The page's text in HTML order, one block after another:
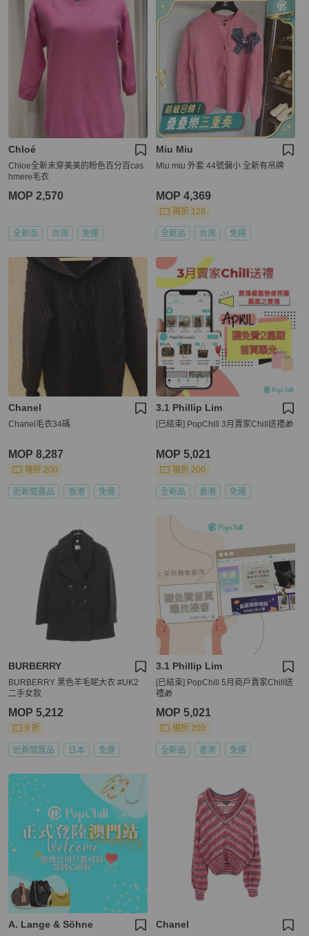
Chloé
Chloe全新未穿美美的粉色百分百cas
hmere毛衣
MOP 2,570
全新品 台灣 免運
Miu Miu
Miu miu 外套 44號偏小 全新有吊牌
MOP 4,369
現折 128
全新品 台灣 免運
Chanel
Chanel毛衣34碼
MOP 8,287
現折 200
近新閒置品 香港 免運
3.1 Phillip Lim
[已結束] PopChill 3月賣家Chill送禮🎁
MOP 5,021
現折 200
全新品 香港 免運
BURBERRY
BURBERRY 黑色羊毛呢大衣 #UK2
二手女款
MOP 5,212
9 折
近新閒置品 日本 免運
3.1 Phillip Lim
[已結束] PopChill 5月商戶賣家Chill送
禮🎁
MOP 5,021
現折 200
全新品 香港 免運
A. Lange & Söhne Chanel